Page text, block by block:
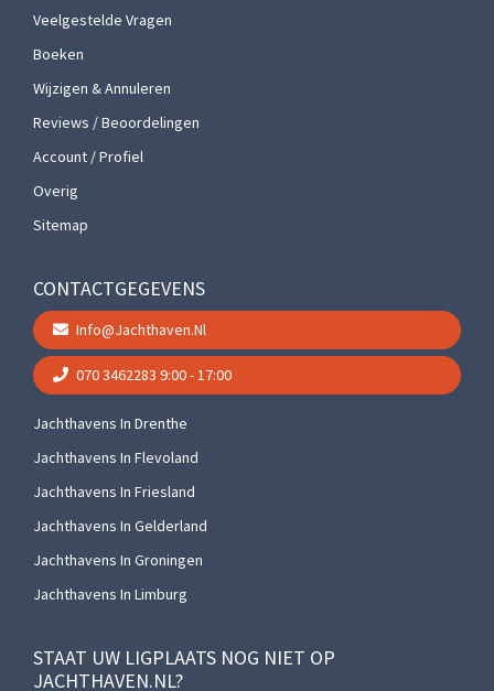
Veelgestelde Vragen
Boeken
Wijzigen & Annuleren
Reviews / Beoordelingen
Account / Profiel
Overig
Sitemap
CONTACTGEGEVENS
Info@jachthaven.nl
070 3462283 9:00 - 17:00
Jachthavens In Drenthe
Jachthavens In Flevoland
Jachthavens In Friesland
Jachthavens In Gelderland
Jachthavens In Groningen
Jachthavens In Limburg
STAAT UW LIGPLAATS NOG NIET OP
JACHTHAVEN.NL?